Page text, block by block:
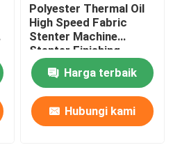
Polyester Thermal Oil
High Speed ​​Fabric
Stenter Machine
Stenter Finishing
Process
Harga terbaik
Hubungi kami